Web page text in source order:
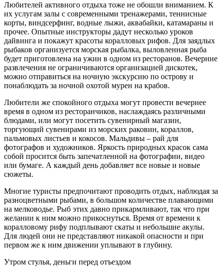
Любителей активного отдыха тоже не обошли вниманием. К
их услугам залы с современными тренажерами, теннисные
корты, виндсерфинг, водные лыжи, аквабайки, катамараны и
прочее. Опытные инструкторы дадут несколько уроков
дайвинга и покажут красоты коралловых рифов. Для заядлых
рыбаков организуется морская рыбалка, выловленная рыба
будет приготовлена на ужин в одном из ресторанов. Вечерние
развлечения не ограничиваются организацией дискотек,
можно отправиться на ночную экскурсию по острову и
понаблюдать за ночной охотой мурен на крабов.
Любители же спокойного отдыха могут провести вечернее
время в одном из ресторанчиков, наслаждаясь различными
блюдами, или могут посетить сувенирный магазин,
торгующий сувенирами из морских раковин, кораллов,
пальмовых листьев и кокосов. Мальдивы – рай для
фотографов и художников. Яркость природных красок сама
собой просится быть запечатленной на фотографии, видео
или бумаге. А каждый день добавляет все новые и новые
сюжеты.
Многие туристы предпочитают проводить отдых, наблюдая за
разноцветными рыбами, в большом количестве плавающими
на мелководье. Рыб этих давно прикармливают, так что при
желании к ним можно прикоснуться. Время от времени к
коралловому рифу подплывают скаты и небольшие акулы.
Для людей они не представляют никакой опасности и при
первом же к ним движении уплывают в глубину.
Утром стулья, деньги перед отъездом